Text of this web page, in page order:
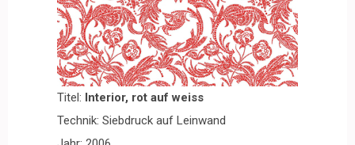
Titel: Interior, rot auf weiss
Technik: Siebdruck auf Leinwand